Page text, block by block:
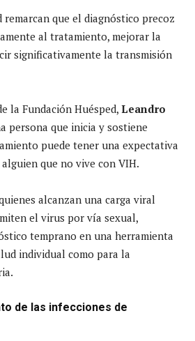
remarcan que el diagnóstico precoz
al tratamiento, mejorar la
significativamente la transmisión
la Fundación Huésped, Leandro
persona que inicia y sostiene
puede tener una expectativa
que no vive con VIH.
alcanzan una carga viral
el virus por vía sexual,
temprano en una herramienta
individual como para la
de las infecciones de